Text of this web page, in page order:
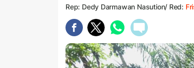
Rep: Dedy Darmawan Nasution/ Red: